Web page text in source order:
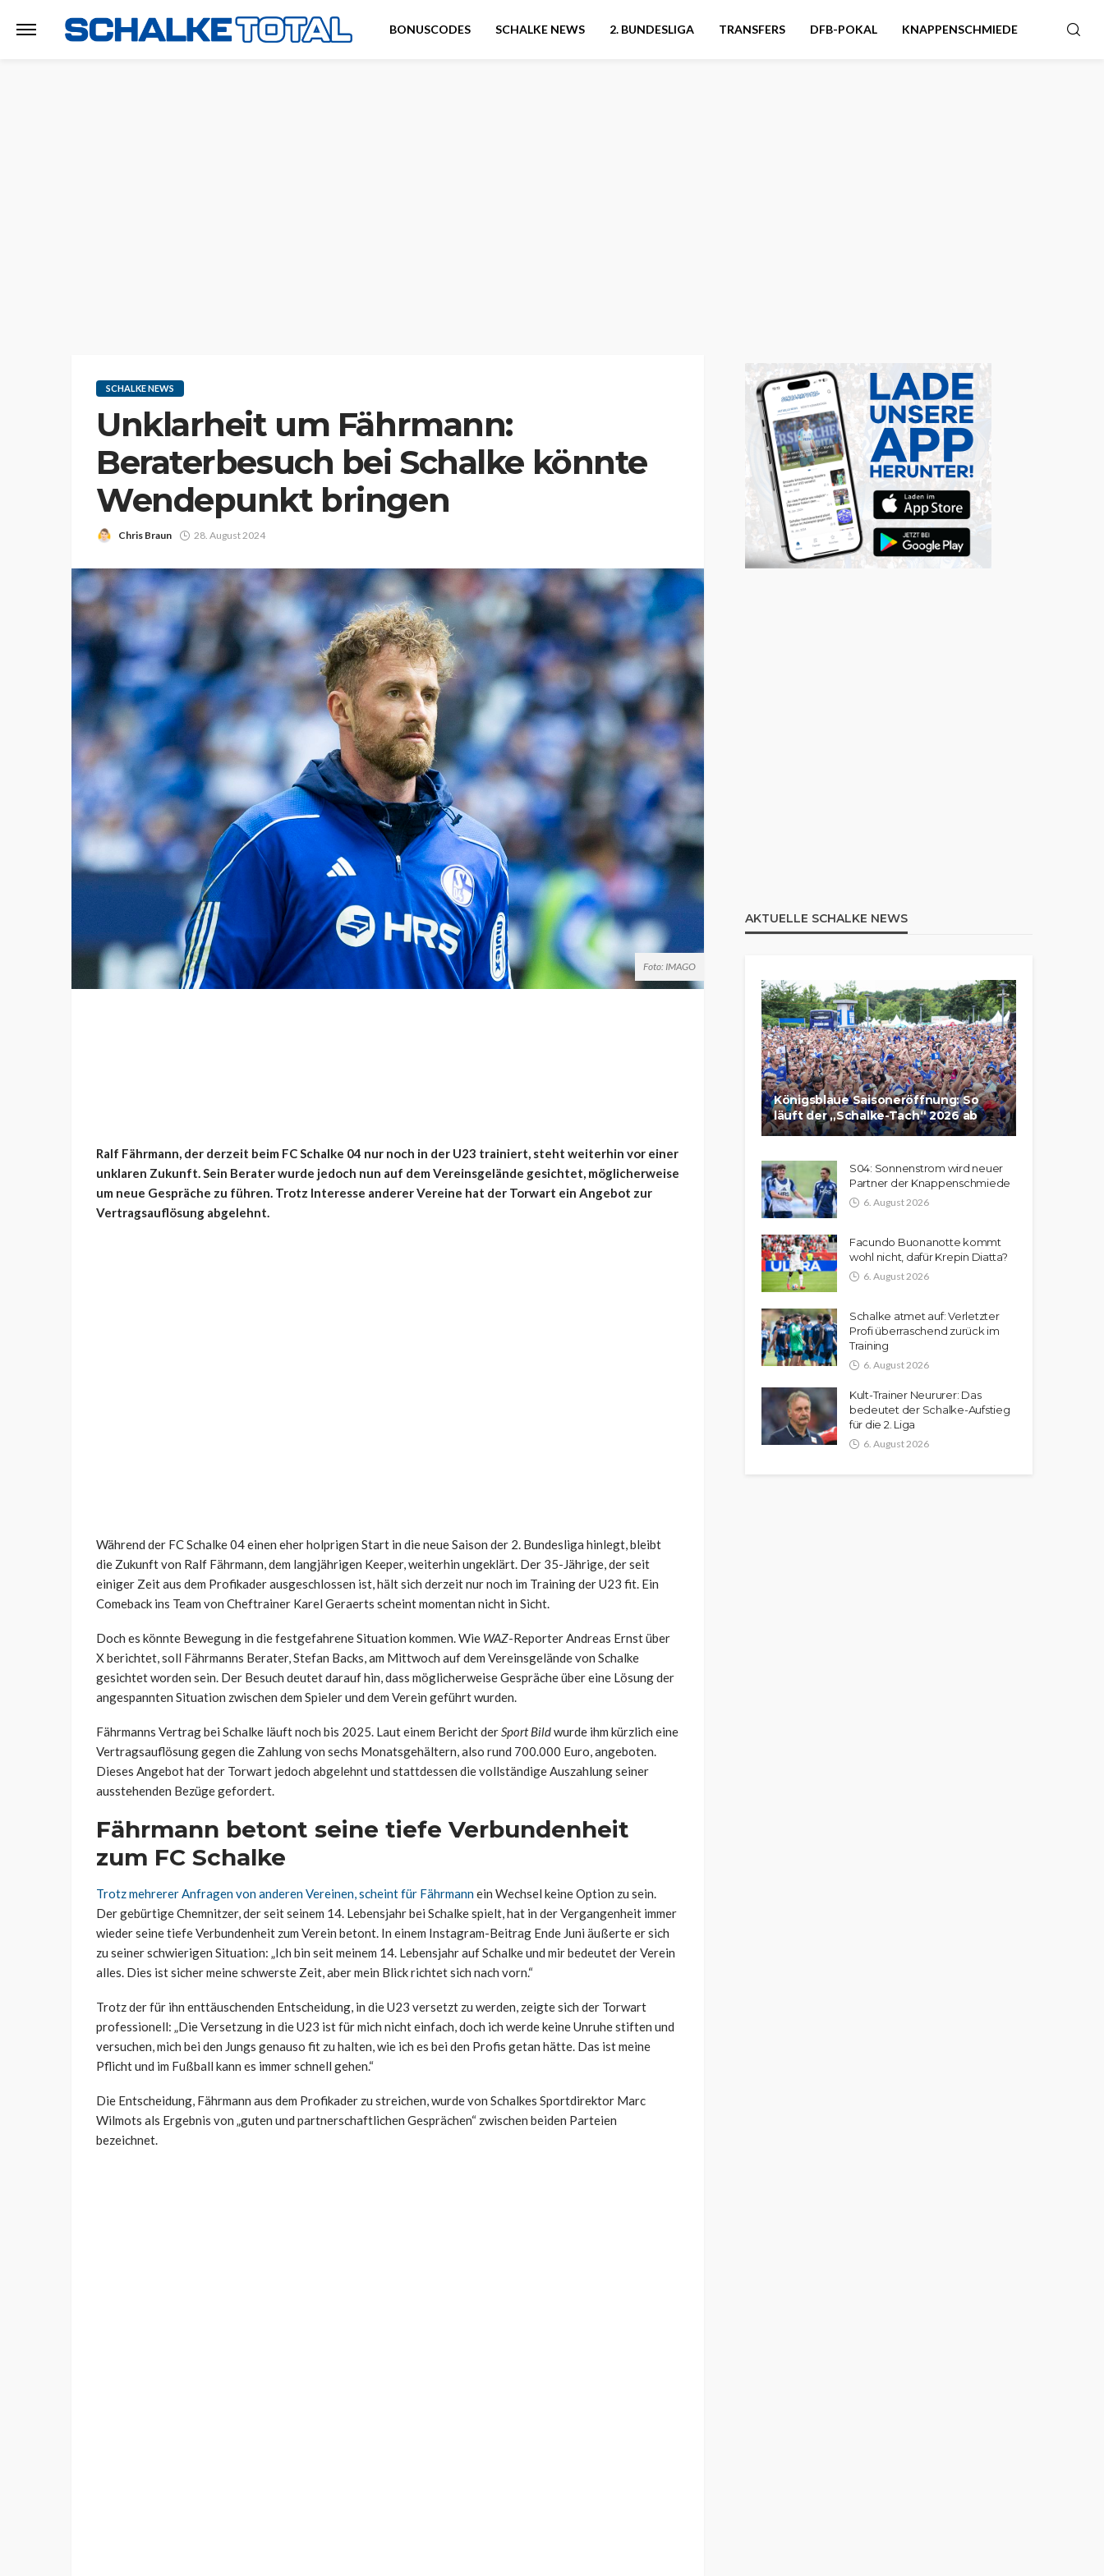
BONUSCODES SCHALKE NEWS 2. BUNDESLIGA TRANSFERS DFB-POKAL KNAPPENSCHMIEDE
SCHALKE NEWS
Unklarheit um Fährmann:
Beraterbesuch bei Schalke könnte
Wendepunkt bringen
Chris Braun 28. August 2024
Foto: IMAGO
Ralf Fährmann, der derzeit beim FC Schalke 04 nur noch in der U23 trainiert, steht weiterhin vor einer
unklaren Zukunft. Sein Berater wurde jedoch nun auf dem Vereinsgelände gesichtet, möglicherweise
um neue Gespräche zu führen. Trotz Interesse anderer Vereine hat der Torwart ein Angebot zur
Vertragsauflösung abgelehnt.
Während der FC Schalke 04 einen eher holprigen Start in die neue Saison der 2. Bundesliga hinlegt, bleibt
die Zukunft von Ralf Fährmann, dem langjährigen Keeper, weiterhin ungeklärt. Der 35-Jährige, der seit
einiger Zeit aus dem Profikader ausgeschlossen ist, hält sich derzeit nur noch im Training der U23 fit. Ein
Comeback ins Team von Cheftrainer Karel Geraerts scheint momentan nicht in Sicht.
Doch es könnte Bewegung in die festgefahrene Situation kommen. Wie WAZ-Reporter Andreas Ernst über
X berichtet, soll Fährmanns Berater, Stefan Backs, am Mittwoch auf dem Vereinsgelände von Schalke
gesichtet worden sein. Der Besuch deutet darauf hin, dass möglicherweise Gespräche über eine Lösung der
angespannten Situation zwischen dem Spieler und dem Verein geführt wurden.
Fährmanns Vertrag bei Schalke läuft noch bis 2025. Laut einem Bericht derSport Bildwurde ihm kürzlich eine
Vertragsauflösung gegen die Zahlung von sechs Monatsgehältern, also rund 700.000 Euro, angeboten.
Dieses Angebot hat der Torwart jedoch abgelehnt und stattdessen die vollständige Auszahlung seiner
ausstehenden Bezüge gefordert.
Fährmann betont seine tiefe Verbundenheit
zum FC Schalke
Trotz mehrerer Anfragen von anderen Vereinen, scheint für Fährmannein Wechsel keine Option zu sein.
Der gebürtige Chemnitzer, der seit seinem 14. Lebensjahr bei Schalke spielt, hat in der Vergangenheit immer
wieder seine tiefe Verbundenheit zum Verein betont. In einem Instagram-Beitrag Ende Juni äußerte er sich
zu seiner schwierigen Situation: „Ich bin seit meinem 14. Lebensjahr auf Schalke und mir bedeutet der Verein
alles. Dies ist sicher meine schwerste Zeit, aber mein Blick richtet sich nach vorn.“
Trotz der für ihn enttäuschenden Entscheidung, in die U23 versetzt zu werden, zeigte sich der Torwart
professionell: „Die Versetzung in die U23 ist für mich nicht einfach, doch ich werde keine Unruhe stiften und
versuchen, mich bei den Jungs genauso fit zu halten, wie ich es bei den Profis getan hätte. Das ist meine
Pflicht und im Fußball kann es immer schnell gehen.“
Die Entscheidung, Fährmann aus dem Profikader zu streichen, wurde von Schalkes Sportdirektor Marc
Wilmots als Ergebnis von „guten und partnerschaftlichen Gesprächen“ zwischen beiden Parteien
bezeichnet.
AKTUELLE SCHALKE NEWS
Königsblaue Saisoneröffnung: So
läuft der „Schalke-Tach“ 2026 ab
S04: Sonnenstrom wird neuer
Partner der Knappenschmiede
6. August 2026
Facundo Buonanotte kommt
wohl nicht, dafür Krepin Diatta?
6. August 2026
Schalke atmet auf: Verletzter
Profi überraschend zurück im
Training
6. August 2026
Kult-Trainer Neururer: Das
bedeutet der Schalke-Aufstieg
für die 2. Liga
6. August 2026